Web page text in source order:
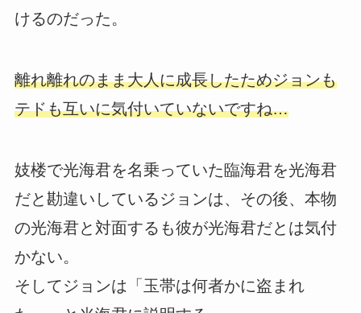
けるのだった。
離れ離れのまま大人に成長したためジョンも
テドも互いに気付いていないですね…
妓楼で光海君を名乗っていた臨海君を光海君
だと勘違いしているジョンは、その後、本物
の光海君と対面するも彼が光海君だとは気付
かない。
そしてジョンは「玉帯は何者かに盗まれ